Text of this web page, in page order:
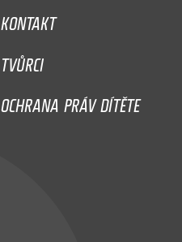
KONTAKT
TVŮRCI
OCHRANA PRÁV DÍTĚTE